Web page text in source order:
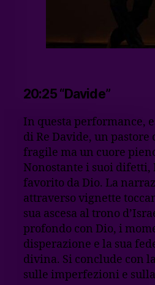
20:25 “Davide”
In questa performance,
di Re Davide, un pastore
fragile ma un cuore
Nonostante i suoi difetti,
favorito da Dio. La
attraverso vignette
sua ascesa al trono
profondo con Dio, i
disperazione e la sua
divina. Si conclude con
sulle imperfezioni e